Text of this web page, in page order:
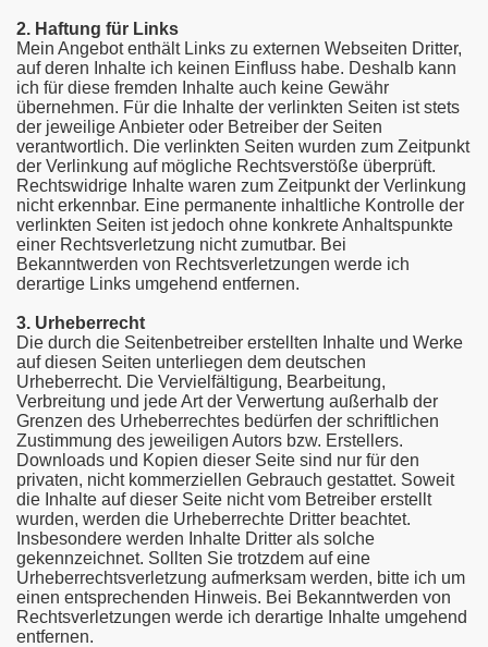
2. Haftung für Links
Mein Angebot enthält Links zu externen Webseiten Dritter,
auf deren Inhalte ich keinen Einfluss habe. Deshalb kann
ich für diese fremden Inhalte auch keine Gewähr
übernehmen. Für die Inhalte der verlinkten Seiten ist stets
der jeweilige Anbieter oder Betreiber der Seiten
verantwortlich. Die verlinkten Seiten wurden zum Zeitpunkt
der Verlinkung auf mögliche Rechtsverstöße überprüft.
Rechtswidrige Inhalte waren zum Zeitpunkt der Verlinkung
nicht erkennbar. Eine permanente inhaltliche Kontrolle der
verlinkten Seiten ist jedoch ohne konkrete Anhaltspunkte
einer Rechtsverletzung nicht zumutbar. Bei
Bekanntwerden von Rechtsverletzungen werde ich
derartige Links umgehend entfernen.
3. Urheberrecht
Die durch die Seitenbetreiber erstellten Inhalte und Werke
auf diesen Seiten unterliegen dem deutschen
Urheberrecht. Die Vervielfältigung, Bearbeitung,
Verbreitung und jede Art der Verwertung außerhalb der
Grenzen des Urheberrechtes bedürfen der schriftlichen
Zustimmung des jeweiligen Autors bzw. Erstellers.
Downloads und Kopien dieser Seite sind nur für den
privaten, nicht kommerziellen Gebrauch gestattet. Soweit
die Inhalte auf dieser Seite nicht vom Betreiber erstellt
wurden, werden die Urheberrechte Dritter beachtet.
Insbesondere werden Inhalte Dritter als solche
gekennzeichnet. Sollten Sie trotzdem auf eine
Urheberrechtsverletzung aufmerksam werden, bitte ich um
einen entsprechenden Hinweis. Bei Bekanntwerden von
Rechtsverletzungen werde ich derartige Inhalte umgehend
entfernen.